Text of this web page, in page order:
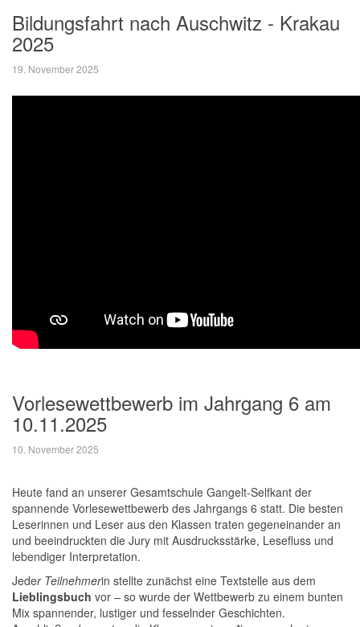
Bildungsfahrt nach Auschwitz - Krakau
2025
19. November 2025
Vorlesewettbewerb im Jahrgang 6 am
10.11.2025
10. November 2025
Heute fand an unserer Gesamtschule Gangelt-Selfkant der
spannende Vorlesewettbewerb des Jahrgangs 6 statt. Die besten
Leserinnen und Leser aus den Klassen traten gegeneinander an
und beeindruckten die Jury mit Ausdrucksstärke, Lesefluss und
lebendiger Interpretation.
Jeder Teilnehmerin stellte zunächst eine Textstelle aus dem
Lieblingsbuch vor – so wurde der Wettbewerb zu einem bunten
Mix spannender, lustiger und fesselnder Geschichten.